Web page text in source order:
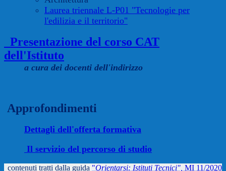
Laurea triennale L-P01 "Tecnologie per
l'edilizia e il territorio"
Presentazione del corso CAT
dell'Istituto
a cura dei docenti dell'indirizzo
Approfondimenti
Dettagli dell'offerta formativa
Il servizio del percorso di studio
contenuti tratti dalla guida "Orientarsi: Istituti Tecnici", MI 11/2020